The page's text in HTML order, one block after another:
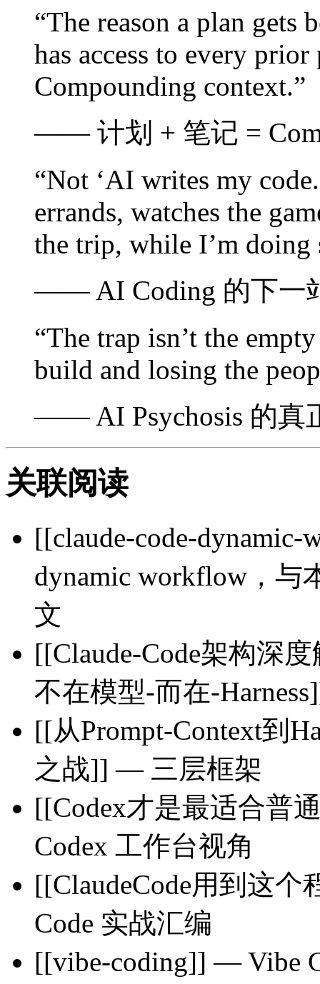
“The reason a plan gets
has access to every
Compounding context.”
—— 计划 + 笔记 =
“Not ‘AI writes my
errands, watches the
the trip, while I’m doing
—— AI Coding 的下一
“The trap isn’t the
build and losing the
—— AI Psychosis 的真
关联阅读
[[claude-code-
dynamic workflow，与
文
[[Claude-Code架构深
不在模型-而在-
[[从Prompt-Context到
之战]] — 三层框架
[[Codex才是最适合普
Codex 工作台视角
[[ClaudeCode用到这
Code 实战汇编
[[vibe-coding]] — Vibe